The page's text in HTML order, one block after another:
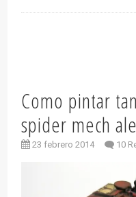
Como pintar
spider mech
23 febrero 2014 10